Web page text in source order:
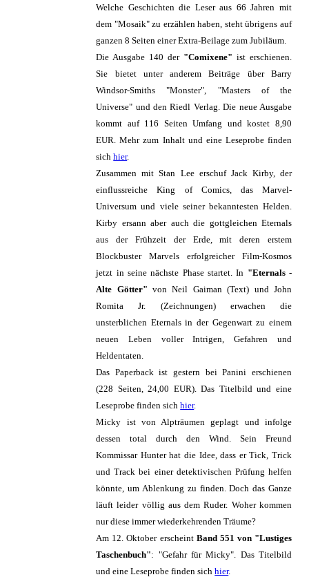
Welche Geschichten die Leser aus 66 Jahren mit
dem "Mosaik" zu erzählen haben, steht übrigens auf
ganzen 8 Seiten einer Extra-Beilage zum Jubiläum.
Die Ausgabe 140 der "Comixene" ist erschienen.
Sie bietet unter anderem Beiträge über Barry
Windsor-Smiths "Monster", "Masters of the
Universe" und den Riedl Verlag. Die neue Ausgabe
kommt auf 116 Seiten Umfang und kostet 8,90
EUR. Mehr zum Inhalt und eine Leseprobe finden
sichhier.
Zusammen mit Stan Lee erschuf Jack Kirby, der
einflussreiche King of Comics, das Marvel-
Universum und viele seiner bekanntesten Helden.
Kirby ersann aber auch die gottgleichen Eternals
aus der Frühzeit der Erde, mit deren erstem
Blockbuster Marvels erfolgreicher Film-Kosmos
jetzt in seine nächste Phase startet. In "Eternals -
Alte Götter" von Neil Gaiman (Text) und John
Romita Jr. (Zeichnungen) erwachen die
unsterblichen Eternals in der Gegenwart zu einem
neuen Leben voller Intrigen, Gefahren und
Heldentaten.
Das Paperback ist gestern bei Panini erschienen
(228 Seiten, 24,00 EUR). Das Titelbild und eine
Leseprobe finden sichhier.
Micky ist von Alpträumen geplagt und infolge
dessen total durch den Wind. Sein Freund
Kommissar Hunter hat die Idee, dass er Tick, Trick
und Track bei einer detektivischen Prüfung helfen
könnte, um Ablenkung zu finden. Doch das Ganze
läuft leider völlig aus dem Ruder. Woher kommen
nur diese immer wiederkehrenden Träume?
Am 12. Oktober erscheint Band 551 von "Lustiges
Taschenbuch": "Gefahr für Micky". Das Titelbild
und eine Leseprobe finden sichhier.